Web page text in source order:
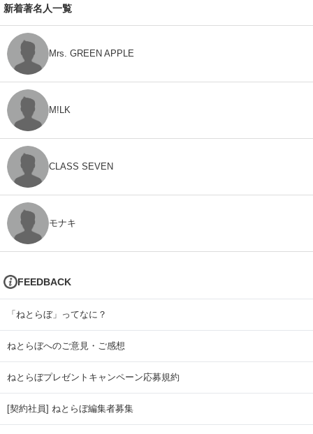
新着著名人一覧
Mrs. GREEN APPLE
M!LK
CLASS SEVEN
モナキ
FEEDBACK
「ねとらぼ」ってなに？
ねとらぼへのご意見・ご感想
ねとらぼプレゼントキャンペーン応募規約
[契約社員] ねとらぼ編集者募集